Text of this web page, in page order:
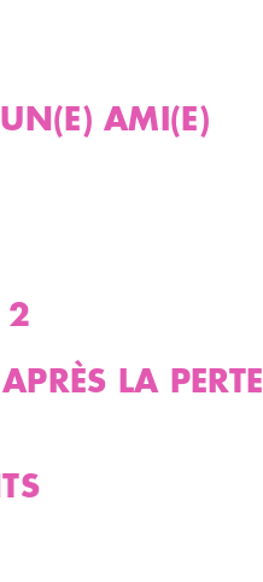
AMI(E)
2
LA PERTE